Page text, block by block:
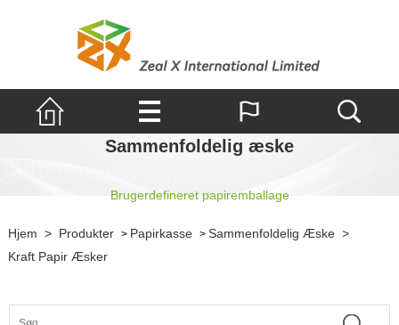
Sammenfoldelig æske
Brugerdefineret papiremballage
Hjem > Produkter > Papirkasse > Sammenfoldelig Æske >
Kraft Papir Æsker